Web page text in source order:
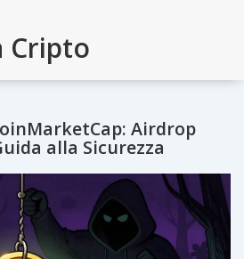
Cripto
Airdrop
alla Sicurezza